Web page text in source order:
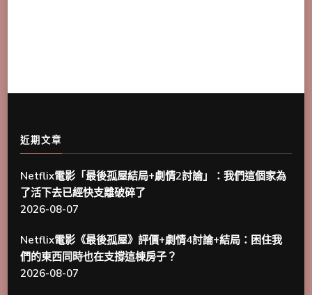
近期文章
Netflix電影「最後孤屋結局+劇情2討論」：我們這個家為
了活下去已經快支離破碎了
2026-08-07
Netflix電影《最後孤屋》評價+劇情4討論+結局：困住我
們的東西同時也在支撐這棟房子？
2026-08-07